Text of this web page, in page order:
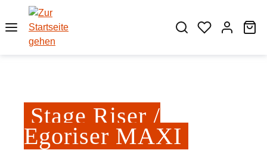
Zum Hauptinhalt springen
Stage Riser /
Egoriser MAXI